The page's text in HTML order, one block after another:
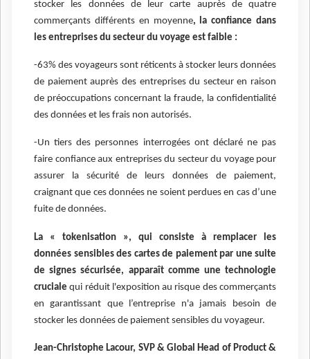
stocker les données de leur carte auprès de quatre
commerçants différents en moyenne, la confiance dans
les entreprises du secteur du voyage est faible :
-63% des voyageurs sont réticents à stocker leurs données
de paiement auprès des entreprises du secteur en raison
de préoccupations concernant la fraude, la confidentialité
des données et les frais non autorisés.
-Un tiers des personnes interrogées ont déclaré ne pas
faire confiance aux entreprises du secteur du voyage pour
assurer la sécurité de leurs données de paiement,
craignant que ces données ne soient perdues en cas d’une
fuite de données.
La « tokenisation », qui consiste à remplacer les
données sensibles des cartes de paiement par une suite
de signes sécurisée, apparaît comme une technologie
cruciale qui réduit l'exposition au risque des commerçants
en garantissant que l’entreprise n'a jamais besoin de
stocker les données de paiement sensibles du voyageur.
Jean-Christophe Lacour, SVP & Global Head of Product &